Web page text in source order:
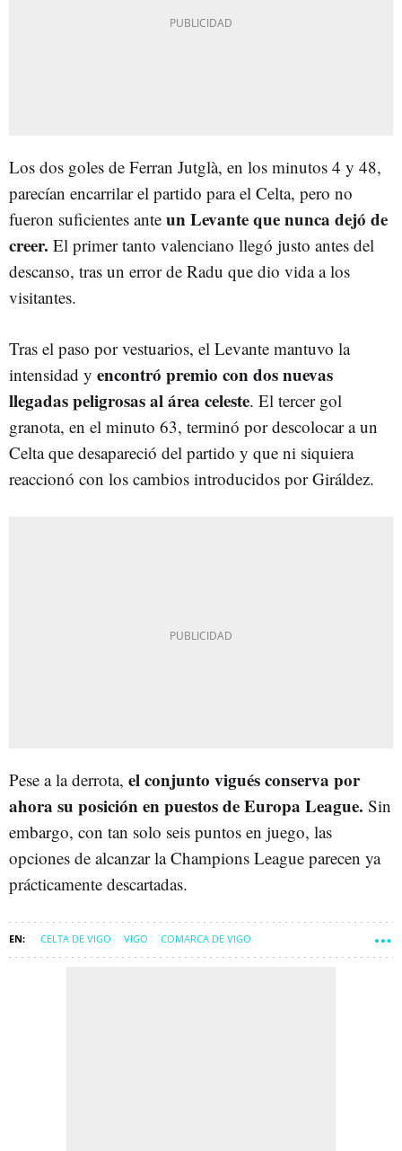
Los dos goles de Ferran Jutglà, en los minutos 4 y 48,
parecían encarrilar el partido para el Celta, pero no
fueron suficientes ante un Levante que nunca dejó de
creer. El primer tanto valenciano llegó justo antes del
descanso, tras un error de Radu que dio vida a los
visitantes.
Tras el paso por vestuarios, el Levante mantuvo la
intensidad y encontró premio con dos nuevas
llegadas peligrosas al área celeste. El tercer gol
granota, en el minuto 63, terminó por descolocar a un
Celta que desapareció del partido y que ni siquiera
reaccionó con los cambios introducidos por Giráldez.
Pese a la derrota, el conjunto vigués conserva por
ahora su posición en puestos de Europa League. Sin
embargo, con tan solo seis puntos en juego, las
opciones de alcanzar la Champions League parecen ya
prácticamente descartadas.
CELTA DE VIGO VIGO COMARCA DE VIGO